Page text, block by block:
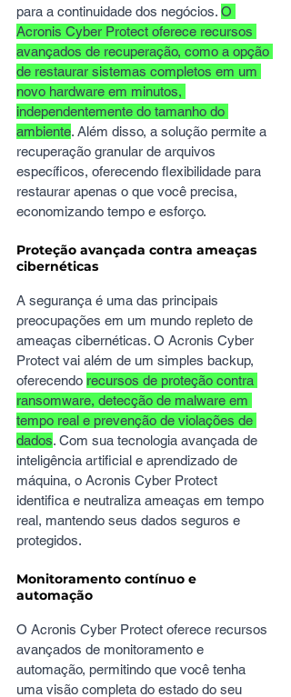
para a continuidade dos negócios. O
Acronis Cyber Protect oferece recursos
avançados de recuperação, como a opção
de restaurar sistemas completos em um
novo hardware em minutos,
independentemente do tamanho do
ambiente. Além disso, a solução permite a
recuperação granular de arquivos
específicos, oferecendo flexibilidade para
restaurar apenas o que você precisa,
economizando tempo e esforço.
Proteção avançada contra ameaças
cibernéticas
A segurança é uma das principais
preocupações em um mundo repleto de
ameaças cibernéticas. O Acronis Cyber
Protect vai além de um simples backup,
oferecendo recursos de proteção contra
ransomware, detecção de malware em
tempo real e prevenção de violações de
dados. Com sua tecnologia avançada de
inteligência artificial e aprendizado de
máquina, o Acronis Cyber Protect
identifica e neutraliza ameaças em tempo
real, mantendo seus dados seguros e
protegidos.
Monitoramento contínuo e
automação
O Acronis Cyber Protect oferece recursos
avançados de monitoramento e
automação, permitindo que você tenha
uma visão completa do estado do seu